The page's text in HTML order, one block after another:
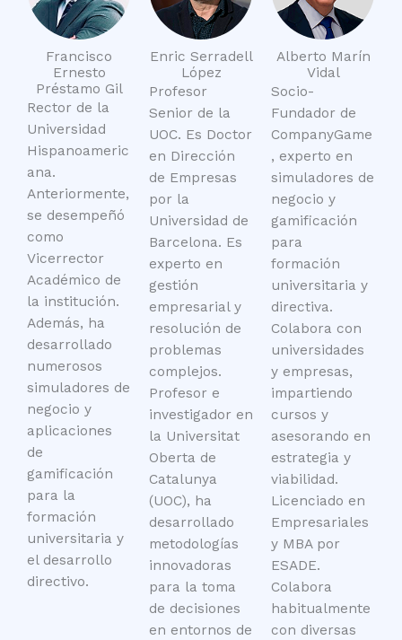
Francisco
Ernesto
Préstamo Gil
Rector de la
Universidad
Hispanoameric
ana.
Anteriormente,
se desempeñó
como
Vicerrector
Académico de
la institución.
Además, ha
desarrollado
numerosos
simuladores de
negocio y
aplicaciones
de
gamificación
para la
formación
universitaria y
el desarrollo
directivo.
Enric Serradell
López
Profesor
Senior de la
UOC. Es Doctor
en Dirección
de Empresas
por la
Universidad de
Barcelona. Es
experto en
gestión
empresarial y
resolución de
problemas
complejos.
Profesor e
investigador en
la Universitat
Oberta de
Catalunya
(UOC), ha
desarrollado
metodologías
innovadoras
para la toma
de decisiones
en entornos de
Alberto Marín
Vidal
Socio-
Fundador de
CompanyGame
, experto en
simuladores de
negocio y
gamificación
para
formación
universitaria y
directiva.
Colabora con
universidades
y empresas,
impartiendo
cursos y
asesorando en
estrategia y
viabilidad.
Licenciado en
Empresariales
y MBA por
ESADE.
Colabora
habitualmente
con diversas